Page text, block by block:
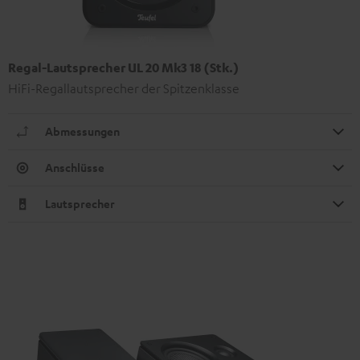
Regal-Lautsprecher UL 20 Mk3 18 (Stk.)
HiFi-Regallautsprecher der Spitzenklasse
Abmessungen
Anschlüsse
Lautsprecher